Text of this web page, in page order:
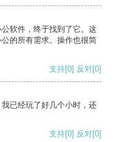
软件，终于找到了它。这
的所有需求。操作也很简
支持[0] 反对[0]
已经玩了好几个小时，还
支持[0] 反对[0]